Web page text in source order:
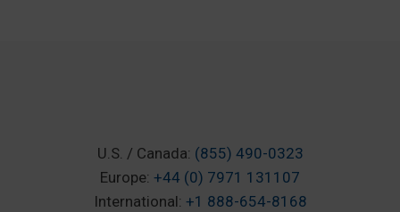
U.S. / Canada: (855) 490-0323
Europe: +44 (0) 7971 131107
International: +1 888-654-8168